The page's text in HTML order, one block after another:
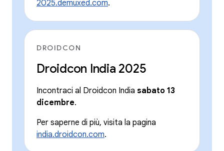
2025.demuxed.com.
DROIDCON
Droidcon India 2025
Incontraci al Droidcon India sabato 13
dicembre.
Per saperne di più, visita la pagina
india.droidcon.com.